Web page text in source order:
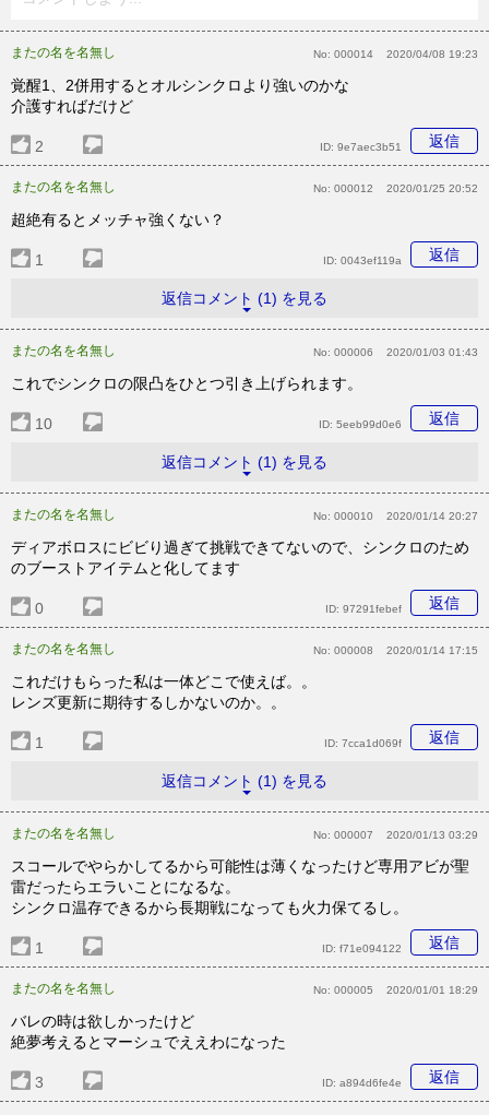
またの名を名無し No: 000014 2020/04/08 19:23
覚醒1、2併用するとオルシンクロより強いのかな
介護すればだけど
2 返信
ID: 9e7aec3b51
またの名を名無し No: 000012 2020/01/25 20:52
超絶有るとメッチャ強くない？
1 返信
ID: 0043ef119a
返信コメント (1) を見る
またの名を名無し No: 000006 2020/01/03 01:43
これでシンクロの限凸をひとつ引き上げられます。
10 返信
ID: 5eeb99d0e6
返信コメント (1) を見る
またの名を名無し No: 000010 2020/01/14 20:27
ディアボロスにビビり過ぎて挑戦できてないので、シンクロのため
のブーストアイテムと化してます
0 返信
ID: 97291febef
またの名を名無し No: 000008 2020/01/14 17:15
これだけもらった私は一体どこで使えば。。
レンズ更新に期待するしかないのか。。
1 返信
ID: 7cca1d069f
返信コメント (1) を見る
またの名を名無し No: 000007 2020/01/13 03:29
スコールでやらかしてるから可能性は薄くなったけど専用アビが聖
雷だったらエラいことになるな。
シンクロ温存できるから長期戦になっても火力保てるし。
1 返信
ID: f71e094122
またの名を名無し No: 000005 2020/01/01 18:29
バレの時は欲しかったけど
絶夢考えるとマーシュでええわになった
3 返信
ID: a894d6fe4e